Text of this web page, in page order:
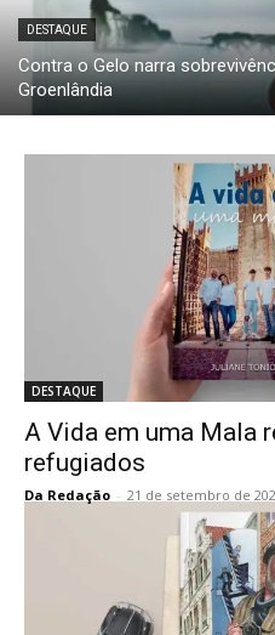
DESTAQUE
Contra o Gelo narra
Groenlândia
DESTAQUE
A Vida em uma Mala
refugiados
Da Redação - 21 de setembro de